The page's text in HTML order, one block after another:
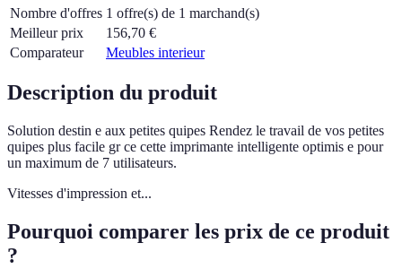
Nombre d'offres 1 offre(s) de 1 marchand(s)
Meilleur prix
156,70 €
Comparateur
Meubles interieur
Description du produit
Solution destin e aux petites quipes Rendez le travail de vos petites
quipes plus facile gr ce cette imprimante intelligente optimis e pour
un maximum de 7 utilisateurs.
Vitesses d'impression et...
Pourquoi comparer les prix de ce produit
?